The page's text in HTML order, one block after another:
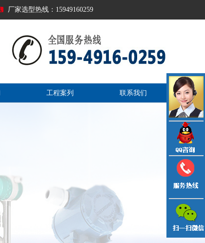
厂家选型热线：15949160259
工程案列 联系我们